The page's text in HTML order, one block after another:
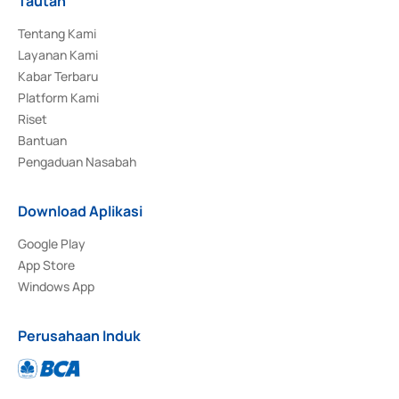
Tentang Kami
Layanan Kami
Kabar Terbaru
Platform Kami
Riset
Bantuan
Pengaduan Nasabah
Download Aplikasi
Google Play
App Store
Windows App
Perusahaan Induk